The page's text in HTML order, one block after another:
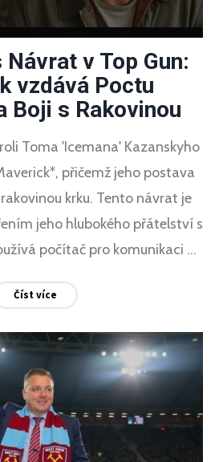
v Top Gun:
vzdává Poctu
Boji s Rakovinou
Toma 'Icemana' Kazanskyho
přičemž jeho postava
krku. Tento návrat je
jeho hlubokého přátelství s
počítač pro komunikaci ve
přátelství.
Číst více